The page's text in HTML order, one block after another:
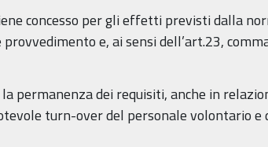
concesso per gli effetti previsti dalla
e, ai sensi dell’art.23,
permanenza dei requisiti, anche in
turn-over del personale volontario